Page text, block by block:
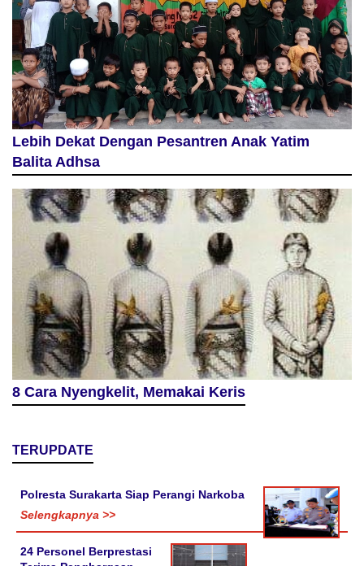
Lebih Dekat Dengan Pesantren Anak Yatim
Balita Adhsa
8 Cara Nyengkelit, Memakai Keris
TERUPDATE
Polresta Surakarta Siap Perangi Narkoba
Selengkapnya >>
24 Personel Berprestasi